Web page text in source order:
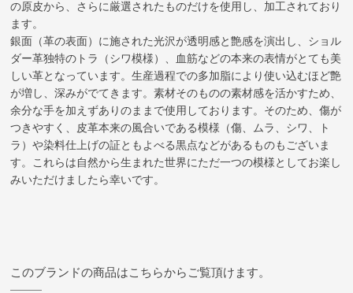
の原皮から、さらに厳選されたものだけを使用し、加工されており
ます。
銀面（革の表面）に施された光沢が透明感と艶感を演出し、ショル
ダー革独特のトラ（シワ模様）、血筋などの本来の表情がとても美
しい革となっています。生産過程での多加脂により使い込むほど艶
が増し、深みがでてきます。素材そのものの素材感を活かすため、
余分な手を加えずありのままで使用しております。そのため、傷が
つきやすく、皮革本来の風合いである模様（傷、ムラ、シワ、ト
ラ）や染料仕上げの証ともよべる黒点などがあるものもございま
す。これらは自然から生まれた世界にただ一つの模様としてお楽し
みいただけましたら幸いです。
このブランドの商品はこちらからご覧頂けます。